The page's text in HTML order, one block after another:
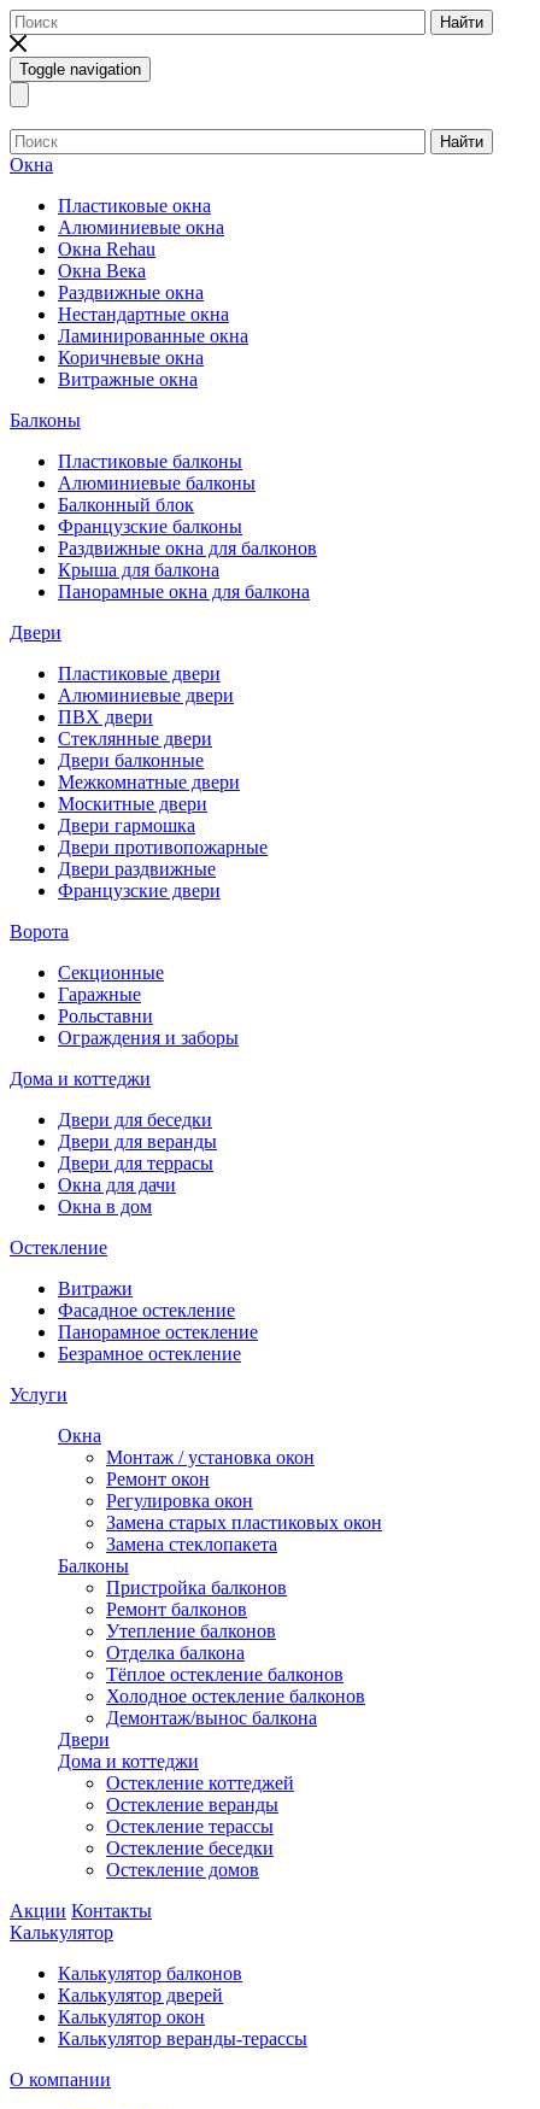
Найти
Toggle navigation
Найти
Окна
Пластиковые окна
Алюминиевые окна
Окна Rehau
Окна Века
Раздвижные окна
Нестандартные окна
Ламинированные окна
Коричневые окна
Витражные окна
Балконы
Пластиковые балконы
Алюминиевые балконы
Балконный блок
Французские балконы
Раздвижные окна для балконов
Крыша для балкона
Панорамные окна для балкона
Двери
Пластиковые двери
Алюминиевые двери
ПВХ двери
Стеклянные двери
Двери балконные
Межкомнатные двери
Москитные двери
Двери гармошка
Двери противопожарные
Двери раздвижные
Французские двери
Ворота
Секционные
Гаражные
Рольставни
Ограждения и заборы
Дома и коттеджи
Двери для беседки
Двери для веранды
Двери для террасы
Окна для дачи
Окна в дом
Остекление
Витражи
Фасадное остекление
Панорамное остекление
Безрамное остекление
Услуги
Окна
Монтаж / установка окон
Ремонт окон
Регулировка окон
Замена старых пластиковых окон
Замена стеклопакета
Балконы
Пристройка балконов
Ремонт балконов
Утепление балконов
Отделка балкона
Тёплое остекление балконов
Холодное остекление балконов
Демонтаж/вынос балкона
Двери
Дома и коттеджи
Остекление коттеджей
Остекление веранды
Остекление терассы
Остекление беседки
Остекление домов
Акции Контакты
Калькулятор
Калькулятор балконов
Калькулятор дверей
Калькулятор окон
Калькулятор веранды-терассы
О компании